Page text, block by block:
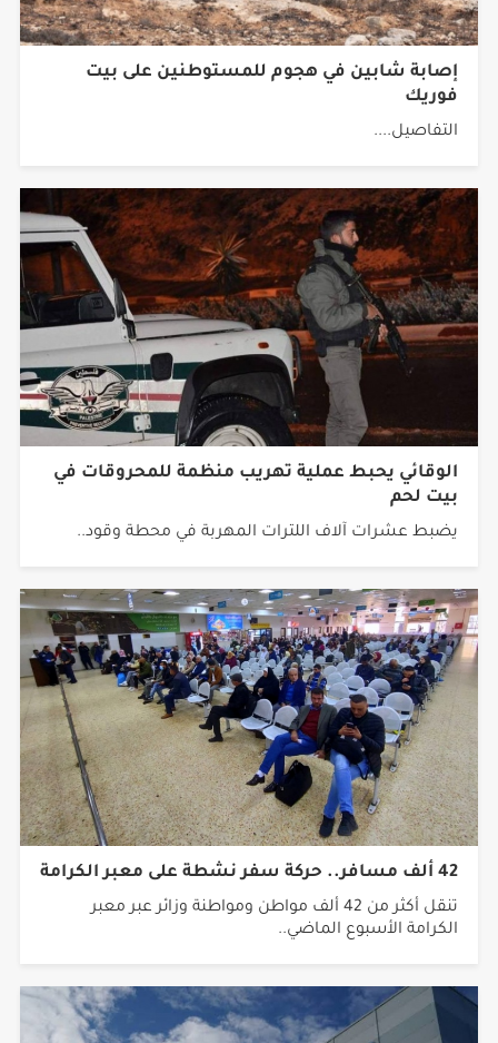
إصابة شابين في هجوم للمستوطنين على بيت
فوريك
التفاصيل....
الوقائي يحبط عملية تهريب منظمة للمحروقات في
بيت لحم
يضبط عشرات آلاف اللترات المهربة في محطة وقود..
42 ألف مسافر.. حركة سفر نشطة على معبر الكرامة
تنقل أكثر من 42 ألف مواطن ومواطنة وزائر عبر معبر
الكرامة الأسبوع الماضي..